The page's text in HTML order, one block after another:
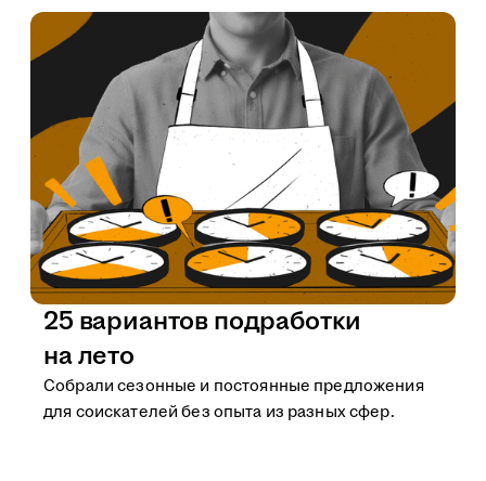
25 вариантов подработки
на лето
Собрали сезонные и постоянные предложения
для соискателей без опыта из разных сфер.